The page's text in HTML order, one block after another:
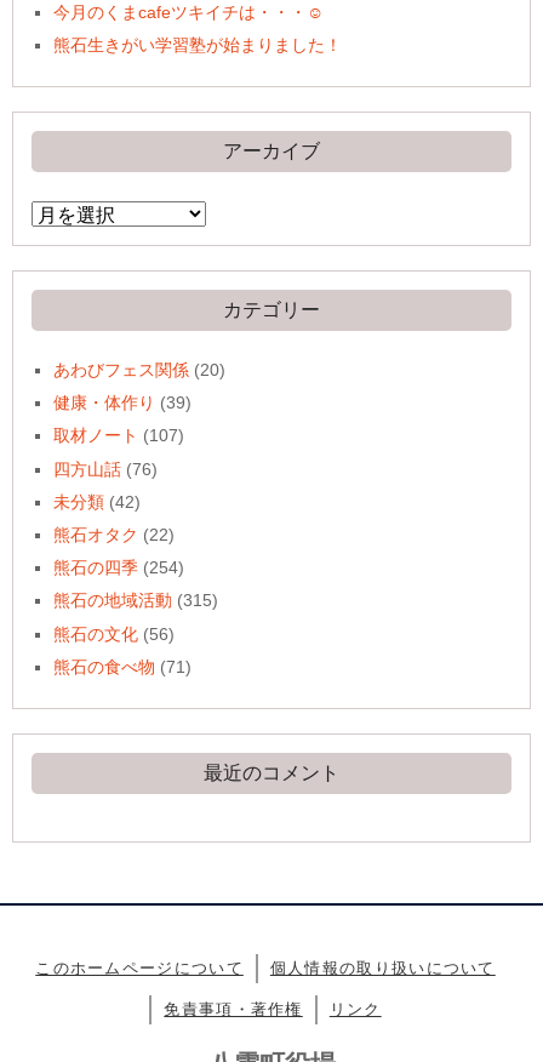
今月のくまcafeツキイチは・・・☺
熊石生きがい学習塾が始まりました！
アーカイブ
ア
ー
イ
ブ
カテゴリー
あわびフェス関係 (20)
健康・体作り (39)
取材ノート (107)
四方山話 (76)
未分類 (42)
熊石オタク (22)
熊石の四季 (254)
熊石の地域活動 (315)
熊石の文化 (56)
熊石の食べ物 (71)
最近のコメント
このホームページについて 個人情報の取り扱いについて
免責事項・著作権 リンク